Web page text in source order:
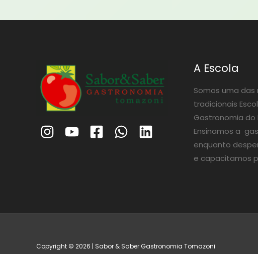
A Escola
Somos uma
tradicionais
Gastronomia do
Ensinamos a
enquanto
e capacitamos
Copyright © 2026 | Sabor & Saber Gastronomia Tomazoni